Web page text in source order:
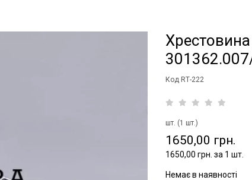
Код RТ-222
шт. (1 шт.)
1650,00 грн.
1650,00 грн. за 1 шт.
Немає в наявності